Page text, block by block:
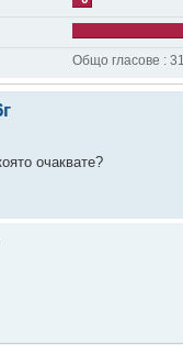
Общо гласове : 31
очаквате?